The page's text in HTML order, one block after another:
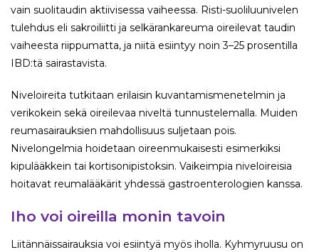
vain suolitaudin aktiivisessa vaiheessa. Risti-suoliluunivelen
tulehdus eli sakroiliitti ja selkärankareuma oireilevat taudin
vaiheesta riippumatta, ja niitä esiintyy noin 3–25 prosentilla
IBD:tä sairastavista.
Niveloireita tutkitaan erilaisin kuvantamismenetelmin ja
verikokein sekä oireilevaa niveltä tunnustelemalla. Muiden
reumasairauksien mahdollisuus suljetaan pois.
Nivelongelmia hoidetaan oireenmukaisesti esimerkiksi
kipulääkkein tai kortisonipistoksin. Vaikeimpia niveloireisia
hoitavat reumalääkärit yhdessä gastroenterologien kanssa.
Iho voi oireilla monin tavoin
Liitännäissairauksia voi esiintyä myös iholla. Kyhmyruusu on